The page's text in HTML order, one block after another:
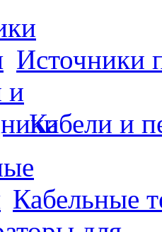
Источники
Кабели и
Кабельные